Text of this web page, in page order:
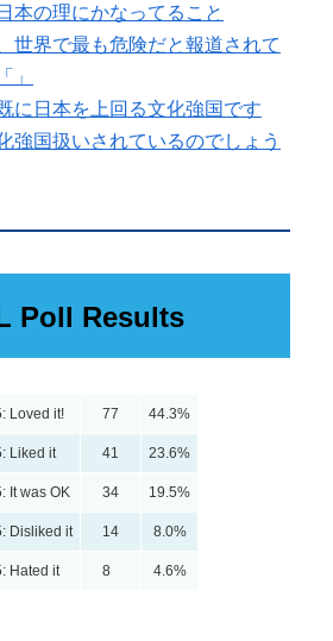
本の理にかなってること
世界で最も危険だと報道されて
」
に日本を上回る文化強国です
強国扱いされているのでしょう
Poll Results
Loved it! 77 44.3%
Liked it 41 23.6%
It was OK 34 19.5%
Disliked it 14 8.0%
Hated it 8 4.6%